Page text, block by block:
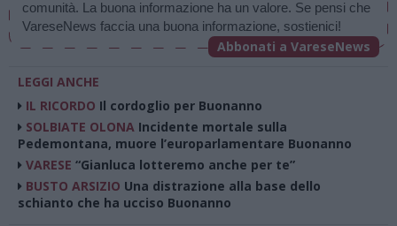
comunità. La buona informazione ha un valore. Se pensi che
VareseNews faccia una buona informazione, sostienici!
Abbonati a VareseNews
LEGGI ANCHE
IL RICORDO Il cordoglio per Buonanno
SOLBIATE OLONA Incidente mortale sulla
Pedemontana, muore l’europarlamentare Buonanno
VARESE “Gianluca lotteremo anche per te”
BUSTO ARSIZIO Una distrazione alla base dello
schianto che ha ucciso Buonanno